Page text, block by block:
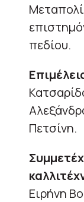
πεδίου.
Πετσίνη.
Ειρήνη